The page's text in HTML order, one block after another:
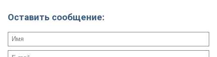
Оставить сообщение: